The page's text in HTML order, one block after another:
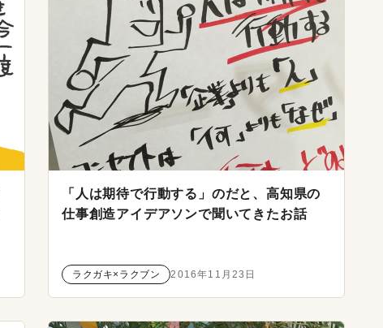
「人は期待で行動する」のだと、高知県の
仕事創造アイデアソンで聞いてきたお話
ラクガキ×ラクブン 2016年11月23日